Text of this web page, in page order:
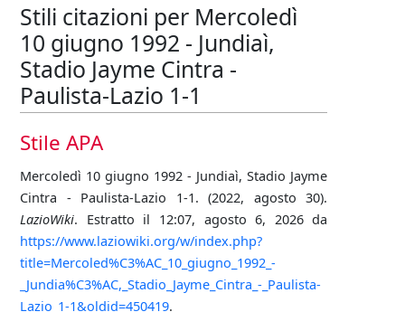
Stili citazioni per Mercoledì
10 giugno 1992 - Jundiaì,
Stadio Jayme Cintra -
Paulista-Lazio 1-1
Stile APA
Mercoledì 10 giugno 1992 - Jundiaì, Stadio Jayme
Cintra - Paulista-Lazio 1-1. (2022, agosto 30).
LazioWiki. Estratto il 12:07, agosto 6, 2026 da
https://www.laziowiki.org/w/index.php?
title=Mercoled%C3%AC_10_giugno_1992_-
_Jundia%C3%AC,_Stadio_Jayme_Cintra_-_Paulista-
Lazio_1-1&oldid=450419.